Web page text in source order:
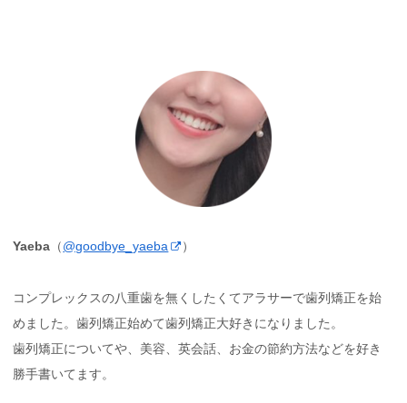
Yaeba （@goodbye_yaeba ）
コンプレックスの八重歯を無くしたくてアラサーで歯列矯正を始
めました。歯列矯正始めて歯列矯正大好きになりました。
歯列矯正についてや、美容、英会話、お金の節約方法などを好き
勝手書いてます。